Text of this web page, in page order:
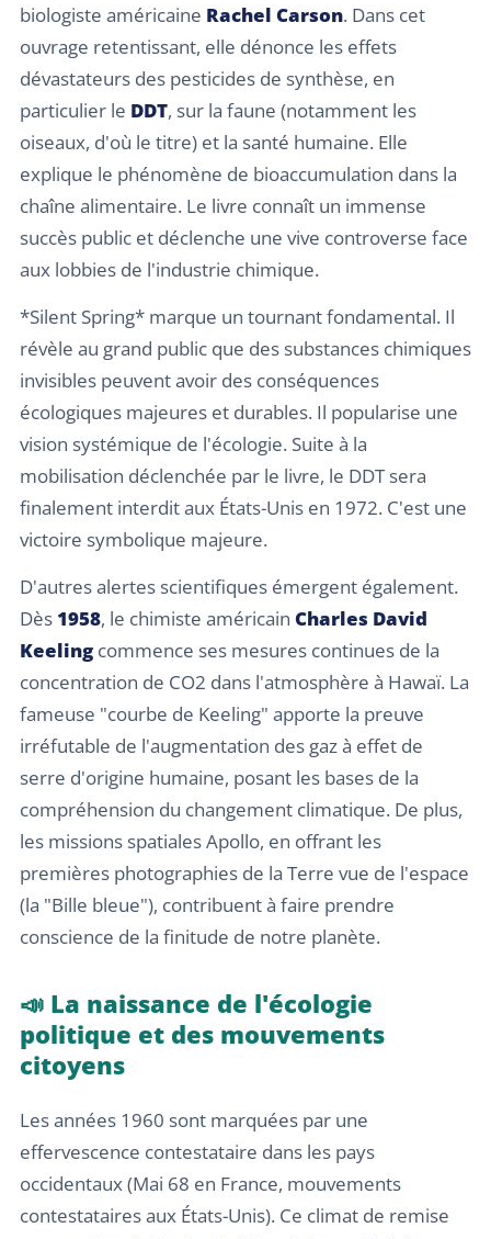
biologiste américaine Rachel Carson. Dans cet
ouvrage retentissant, elle dénonce les effets
dévastateurs des pesticides de synthèse, en
particulier le DDT, sur la faune (notamment les
oiseaux, d'où le titre) et la santé humaine. Elle
explique le phénomène de bioaccumulation dans la
chaîne alimentaire. Le livre connaît un immense
succès public et déclenche une vive controverse face
aux lobbies de l'industrie chimique.
*Silent Spring* marque un tournant fondamental. Il
révèle au grand public que des substances chimiques
invisibles peuvent avoir des conséquences
écologiques majeures et durables. Il popularise une
vision systémique de l'écologie. Suite à la
mobilisation déclenchée par le livre, le DDT sera
finalement interdit aux États-Unis en 1972. C'est une
victoire symbolique majeure.
D'autres alertes scientifiques émergent également.
Dès 1958, le chimiste américain Charles David
Keeling commence ses mesures continues de la
concentration de CO2 dans l'atmosphère à Hawaï. La
fameuse "courbe de Keeling" apporte la preuve
irréfutable de l'augmentation des gaz à effet de
serre d'origine humaine, posant les bases de la
compréhension du changement climatique. De plus,
les missions spatiales Apollo, en offrant les
premières photographies de la Terre vue de l'espace
(la "Bille bleue"), contribuent à faire prendre
conscience de la finitude de notre planète.
📣 La naissance de l'écologie
politique et des mouvements
citoyens
Les années 1960 sont marquées par une
effervescence contestataire dans les pays
occidentaux (Mai 68 en France, mouvements
contestataires aux États-Unis). Ce climat de remise